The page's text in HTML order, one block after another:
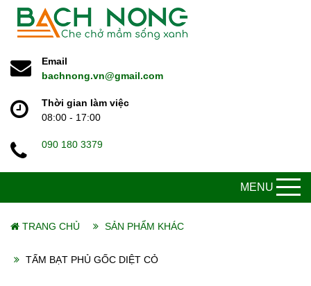
Email
bachnong.vn@gmail.com
Thời gian làm việc
08:00 - 17:00
090 180 3379
MENU
TRANG CHỦ SẢN PHẨM KHÁC
TẤM BẠT PHỦ GỐC DIỆT CỎ